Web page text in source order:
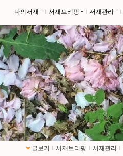
나의서재 ｌ 서재브리핑 ｌ 서재관리 ｌ
글보기 ｌ 서재브리핑 ｌ 서재관리 ｌ